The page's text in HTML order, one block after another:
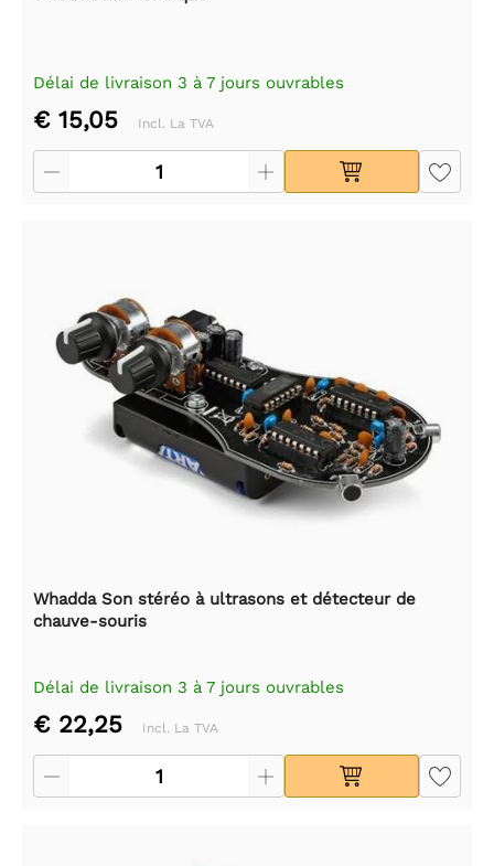
Délai de livraison 3 à 7 jours ouvrables
€ 15,05 Incl. La TVA
Whadda Son stéréo à ultrasons et détecteur de
chauve-souris
Délai de livraison 3 à 7 jours ouvrables
€ 22,25 Incl. La TVA